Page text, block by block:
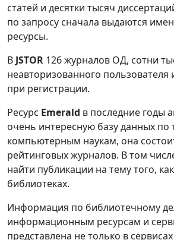
статей и десятки тысяч
по запросу сначала выдаются
ресурсы.
В JSTOR 126 журналов ОД, сотни
неавторизованного
при регистрации.
Ресурс Emerald в последние годы
очень интересную базу данных по
компьютерным наукам, она
рейтинговых журналов. В том
найти публикации на тему того,
библиотеках.
Информация по библиотечному
информационным ресурсам и
представлена не только в